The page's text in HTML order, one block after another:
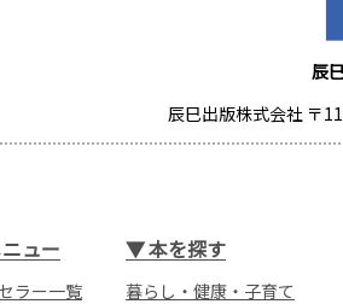
辰
辰巳出版株式会社 〒
ュー
ラー一覧
▼本を探す
暮らし・健康・子育て